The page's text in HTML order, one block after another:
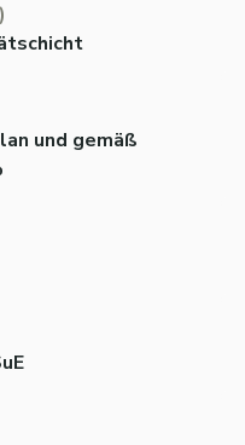
und gemäß